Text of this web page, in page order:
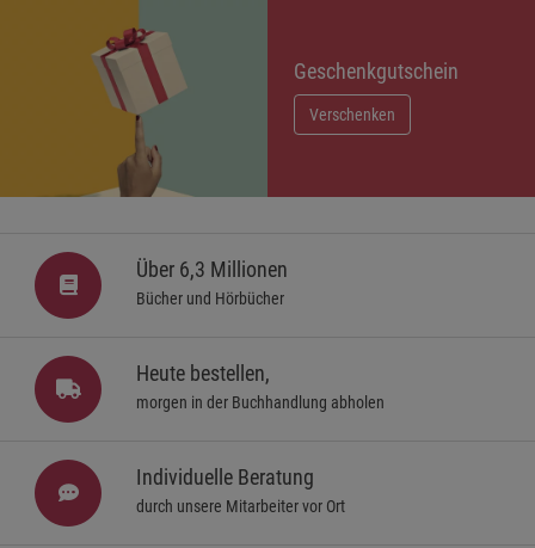
Geschenkgutschein
Verschenken
Über 6,3 Millionen
Bücher und Hörbücher
Heute bestellen,
morgen in der Buchhandlung abholen
Individuelle Beratung
durch unsere Mitarbeiter vor Ort